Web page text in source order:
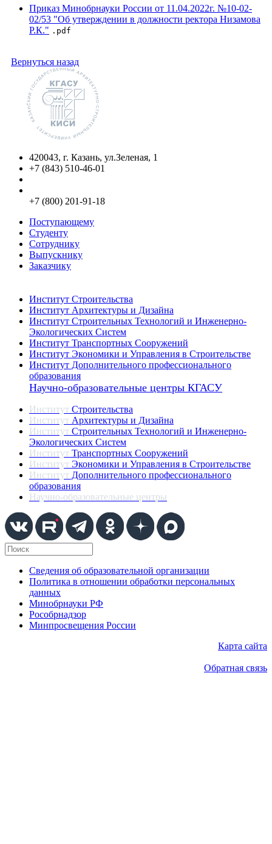
Приказ Минобрнауки России от 11.04.2022г. №10-02-
02/53 "Об утверждении в должности ректора Низамова
Р.К." .pdf
Вернуться назад
420043, г. Казань, ул.Зеленая, 1
+7 (843) 510-46-01
+7 (800) 201-91-18
Поступающему
Студенту
Сотруднику
Выпускнику
Заказчику
Институт Строительства
Институт Архитектуры и Дизайна
Институт Строительных Технологий и Инженерно-
Экологических Систем
Институт Транспортных Сооружений
Институт Экономики и Управления в Строительстве
Институт Дополнительного профессионального
образования
Научно-образовательные центры КГАСУ
Институт Строительства
Институт Архитектуры и Дизайна
Институт Строительных Технологий и Инженерно-
Экологических Систем
Институт Транспортных Сооружений
Институт Экономики и Управления в Строительстве
Институт Дополнительного профессионального
образования
Научно-образовательные центры
Сведения об образовательной организации
Политика в отношении обработки персональных
данных
Минобрнауки РФ
Рособрнадзор
Минпросвещения России
Карта сайта
Обратная связь